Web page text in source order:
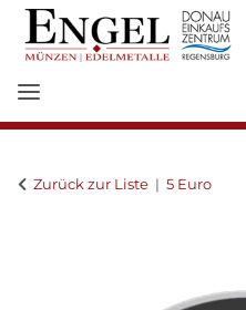
Zurück zur Liste 5 Euro